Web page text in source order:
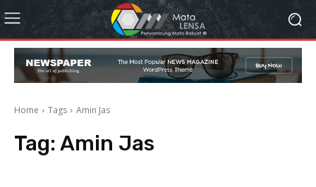
Home Tags Amin Jas
Tag: Amin Jas